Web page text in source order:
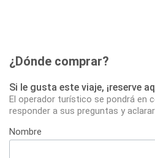
¿Dónde comprar?
Si le gusta este viaje, ¡reserve
El operador turístico se pondrá en
responder a sus preguntas y
Nombre